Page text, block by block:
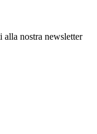
nostra newsletter